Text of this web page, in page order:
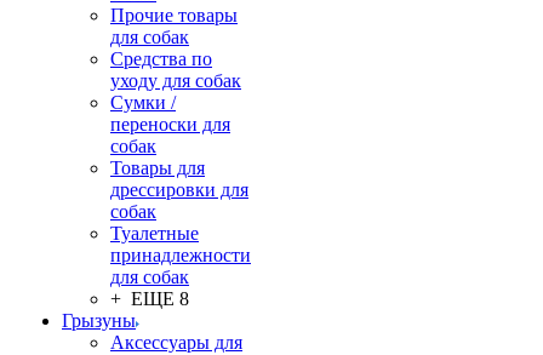
Прочие товары
для собак
Средства по
уходу для собак
Сумки /
переноски для
собак
Товары для
дрессировки для
собак
Туалетные
принадлежности
для собак
+ ЕЩЕ 8
Грызуны
Аксессуары для